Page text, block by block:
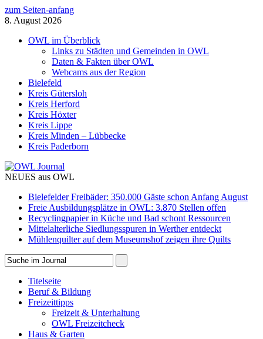
zum Seiten-anfang
8. August 2026
OWL im Überblick
Links zu Städten und Gemeinden in OWL
Daten & Fakten über OWL
Webcams aus der Region
Bielefeld
Kreis Gütersloh
Kreis Herford
Kreis Höxter
Kreis Lippe
Kreis Minden – Lübbecke
Kreis Paderborn
NEUES aus OWL
Bielefelder Freibäder: 350.000 Gäste schon Anfang August
Freie Ausbildungsplätze in OWL: 3.870 Stellen offen
Recyclingpapier in Küche und Bad schont Ressourcen
Mittelalterliche Siedlungsspuren in Werther entdeckt
Mühlenquilter auf dem Museumshof zeigen ihre Quilts
Titelseite
Beruf & Bildung
Freizeittipps
Freizeit & Unterhaltung
OWL Freizeitcheck
Haus & Garten